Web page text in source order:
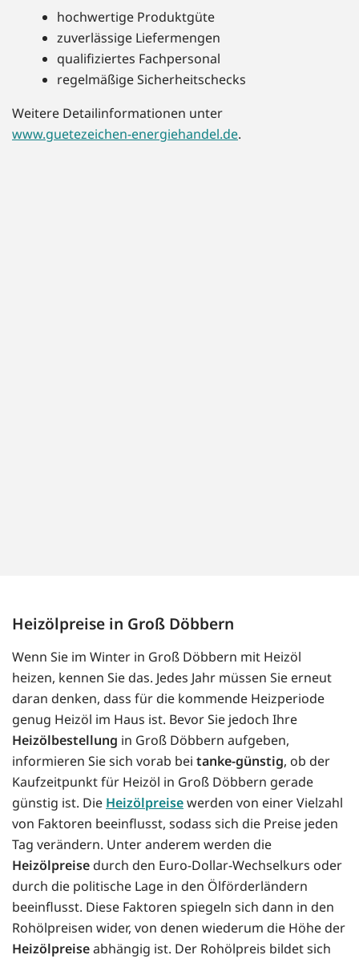
hochwertige Produktgüte
zuverlässige Liefermengen
qualifiziertes Fachpersonal
regelmäßige Sicherheitschecks
Weitere Detailinformationen unter
www.guetezeichen-energiehandel.de.
Heizölpreise in Groß Döbbern
Wenn Sie im Winter in Groß Döbbern mit Heizöl
heizen, kennen Sie das. Jedes Jahr müssen Sie erneut
daran denken, dass für die kommende Heizperiode
genug Heizöl im Haus ist. Bevor Sie jedoch Ihre
Heizölbestellung in Groß Döbbern aufgeben,
informieren Sie sich vorab bei tanke-günstig, ob der
Kaufzeitpunkt für Heizöl in Groß Döbbern gerade
günstig ist. Die Heizölpreisewerden von einer Vielzahl
von Faktoren beeinflusst, sodass sich die Preise jeden
Tag verändern. Unter anderem werden die
Heizölpreise durch den Euro-Dollar-Wechselkurs oder
durch die politische Lage in den Ölförderländern
beeinflusst. Diese Faktoren spiegeln sich dann in den
Rohölpreisen wider, von denen wiederum die Höhe der
Heizölpreiseabhängig ist. Der Rohölpreis bildet sich